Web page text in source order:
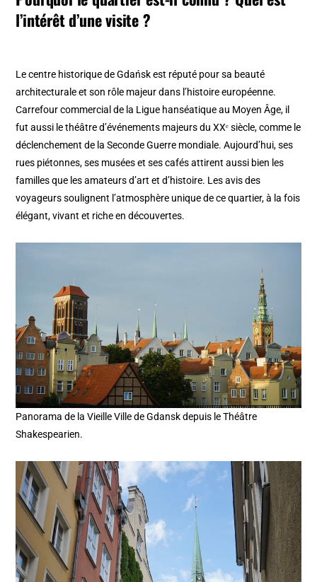
l’intérêt d’une visite ?
Le centre historique de Gdańsk est réputé pour sa beauté
architecturale et son rôle majeur dans l’histoire européenne.
Carrefour commercial de la Ligue hanséatique au Moyen Âge, il
fut aussi le théâtre d’événements majeurs du XXᵉ siècle, comme le
déclenchement de la Seconde Guerre mondiale. Aujourd’hui, ses
rues piétonnes, ses musées et ses cafés attirent aussi bien les
familles que les amateurs d’art et d’histoire. Les avis des
voyageurs soulignent l’atmosphère unique de ce quartier, à la fois
élégant, vivant et riche en découvertes.
Panorama de la Vieille Ville de Gdansk depuis le Théâtre
Shakespearien.